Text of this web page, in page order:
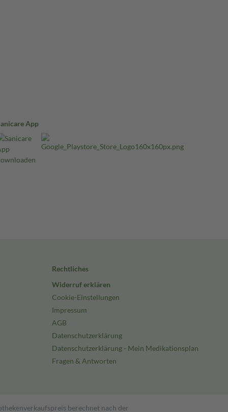
App
Rechtliches
Widerruf erklären
Cookie-Einstellungen
Impressum
AGB
Datenschutzerklärung
Datenschutzerklärung - Mein Medikationsplan
Fragen & Antworten
berechnet nach der